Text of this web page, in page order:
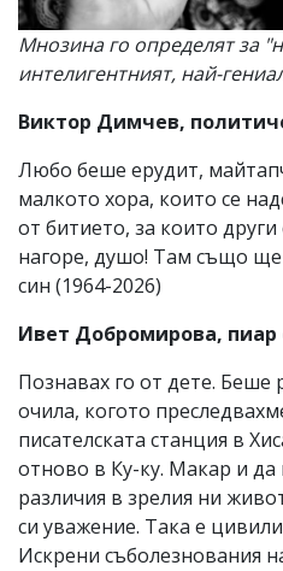
Мнозина го определят за
интелигентният, най-
Виктор Димчев,
Любо беше ерудит,
малкото хора, които се
от битието, за които
нагоре, душо! Там също
син (1964-2026)
Ивет Добромирова, пиар
Познавах го от дете.
очила, когото
писателската станция в
отново в Ку-ку. Макар и
различия в зрелия ни
си уважение. Така е
Искрени съболезнования